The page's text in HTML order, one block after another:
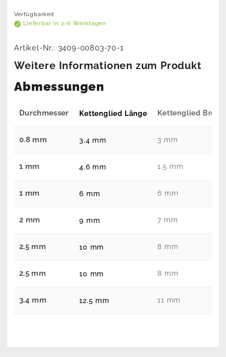
Verfügbarkeit
Lieferbar in 2-6 Werktagen
Artikel-Nr.: 3409-00803-70-1
Weitere Informationen zum Produkt
Abmessungen
Durchmesser Kettenglied Länge Kettenglied Breite
0.8 mm 3.4 mm 3 mm
1 mm 4.6 mm 1.5 mm
1 mm 6 mm 6 mm
2 mm 9 mm 7 mm
2.5 mm 10 mm 8 mm
2.5 mm 10 mm 8 mm
3.4 mm 12.5 mm 11 mm